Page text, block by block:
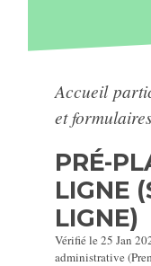
Accueil
et formulaires
PRÉ-
LIGNE
LIGNE)
Vérifié le 25 Jan
administrative